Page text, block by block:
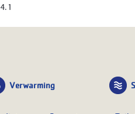
Verwarming